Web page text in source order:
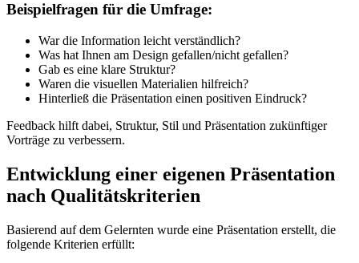
Beispielfragen für die Umfrage:
War die Information leicht verständlich?
Was hat Ihnen am Design gefallen/nicht gefallen?
Gab es eine klare Struktur?
Waren die visuellen Materialien hilfreich?
Hinterließ die Präsentation einen positiven Eindruck?
Feedback hilft dabei, Struktur, Stil und Präsentation zukünftiger
Vorträge zu verbessern.
Entwicklung einer eigenen Präsentation
nach Qualitätskriterien
Basierend auf dem Gelernten wurde eine Präsentation erstellt, die
folgende Kriterien erfüllt: